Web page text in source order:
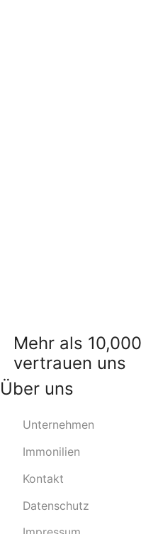
Mehr als
vertrauen uns
Über uns
Unternehmen
Immonilien
Kontakt
Datenschutz